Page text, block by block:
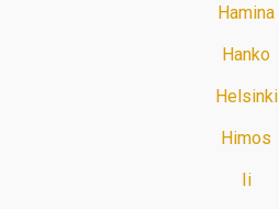
Hamina
Hanko
Helsinki
Himos
Ii